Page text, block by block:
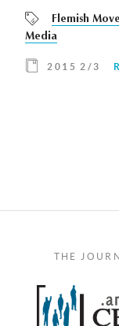
Flemish
Media
2015 2/3
THE